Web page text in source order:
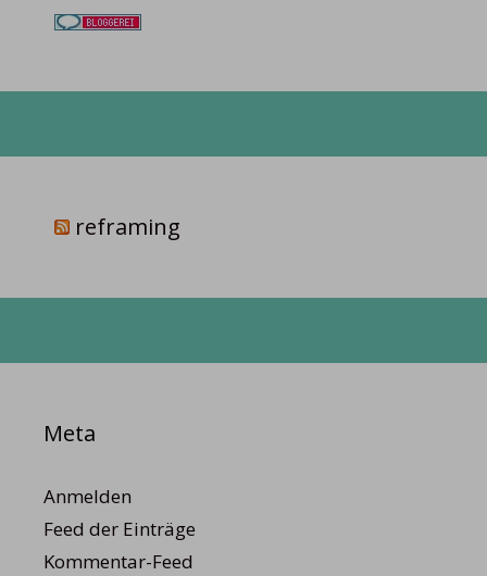
reframing
Meta
Anmelden
Feed der Einträge
Kommentar-Feed